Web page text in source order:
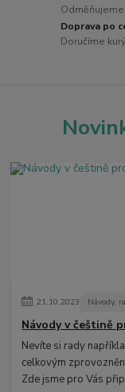
Doprava po
Doručíme
21.10.2023 Návody,
Návody v češtině
Nevíte si rady
celkovým
Zde jsme pro Vás